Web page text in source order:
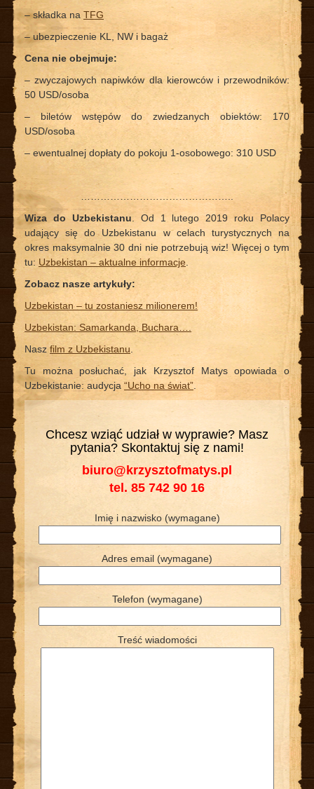
– składka na TFG
– ubezpieczenie KL, NW i bagaż
Cena nie obejmuje:
– zwyczajowych napiwków dla kierowców i przewodników:
50 USD/osoba
– biletów wstępów do zwiedzanych obiektów: 170
USD/osoba
– ewentualnej dopłaty do pokoju 1-osobowego: 310 USD
………………………………………..
Wiza do Uzbekistanu. Od 1 lutego 2019 roku Polacy
udający się do Uzbekistanu w celach turystycznych na
okres maksymalnie 30 dni nie potrzebują wiz! Więcej o tym
tu: Uzbekistan – aktualne informacje.
Zobacz nasze artykuły:
Uzbekistan – tu zostaniesz milionerem!
Uzbekistan: Samarkanda, Buchara….
Naszfilm z Uzbekistanu.
Tu można posłuchać, jak Krzysztof Matys opowiada o
Uzbekistanie: audycja “Ucho na świat”.
Chcesz wziąć udział w wyprawie? Masz
pytania? Skontaktuj się z nami!
biuro@krzysztofmatys.pl
tel. 85 742 90 16
Imię i nazwisko (wymagane)
Adres email (wymagane)
Telefon (wymagane)
Treść wiadomości